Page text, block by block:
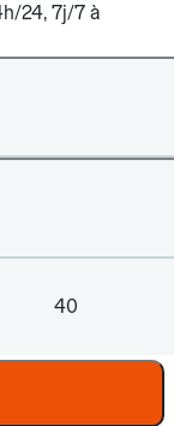
24, 7j/7 à
40